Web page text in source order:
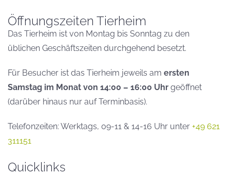
Öffnungszeiten Tierheim
Das Tierheim ist von Montag bis Sonntag zu den
üblichen Geschäftszeiten durchgehend besetzt.
Für Besucher ist das Tierheim jeweils am ersten
Samstag im Monat von 14:00 – 16:00 Uhr geöffnet
(darüber hinaus nur auf Terminbasis).
Telefonzeiten: Werktags, 09-11 & 14-16 Uhr unter +49 621
311151
Quicklinks